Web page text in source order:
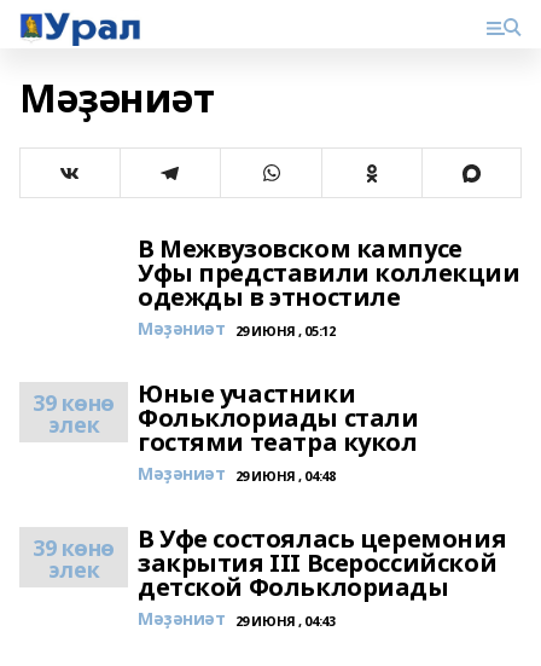
Мәҙәниәт
В Межвузовском кампусе
Уфы представили коллекции
одежды в этностиле
Мәҙәниәт 29 ИЮНЯ , 05:12
39 көнө
элек
Юные участники
Фольклориады стали
гостями театра кукол
Мәҙәниәт 29 ИЮНЯ , 04:48
39 көнө
элек
В Уфе состоялась церемония
закрытия III Всероссийской
детской Фольклориады
Мәҙәниәт 29 ИЮНЯ , 04:43